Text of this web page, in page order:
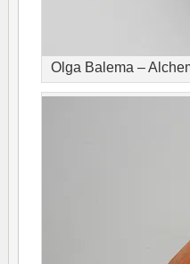
Olga Balema –